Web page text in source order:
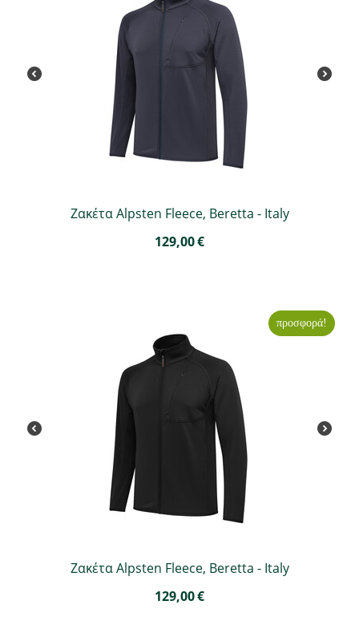
Ζακέτα Alpsten Fleece, Beretta - Italy
129,00€
προσφορά!
Ζακέτα Alpsten Fleece, Beretta - Italy
129,00€